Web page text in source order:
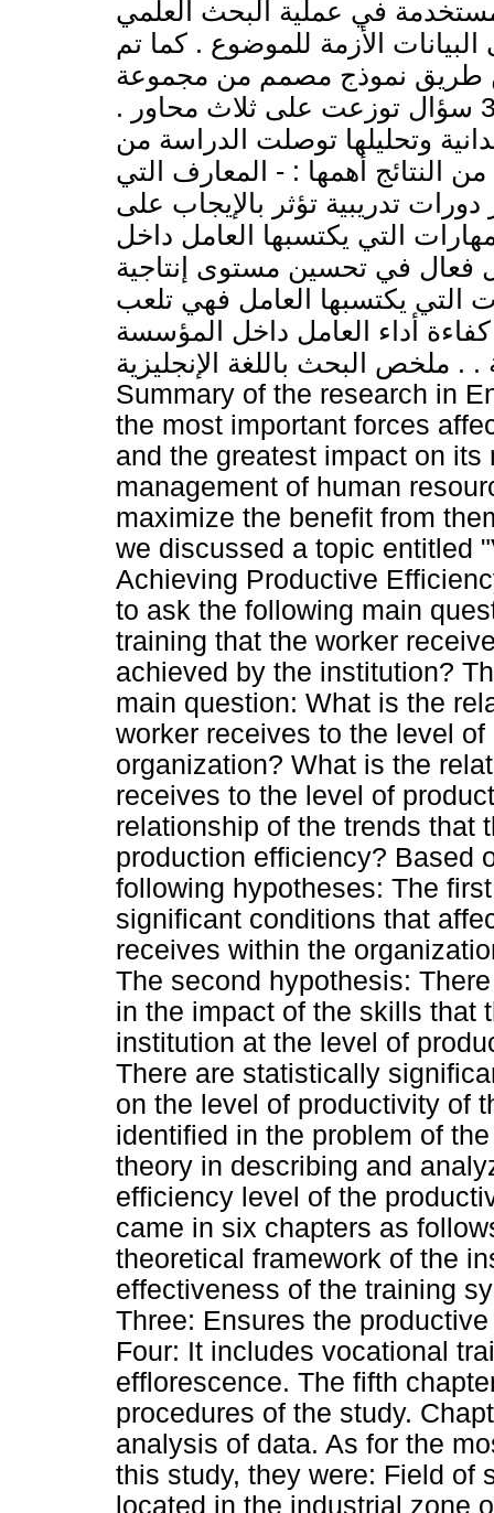
في عملية البحث العلمي
الأزمة للموضوع . كما تم
عن طريق نموذج مصمم من مجموعة
أسئلة موجهة للأفراد العاملين يتكون من 33 سؤال توزعت على ثلاث محاور .
وتحليلها توصلت الدراسة من
النتائج أهمها : - المعارف التي
تدريبية تؤثر بالإيجاب على
التي يكتسبها العامل داخل
في تحسين مستوى إنتاجية
التي يكتسبها العامل فهي تلعب
أداء العامل داخل المؤسسة
. . ملخص البحث باللغة الإنجليزية
Summary of the research in
the most important forces
and the greatest impact on
management of human
maximize the benefit from
we discussed a topic entitled
Achieving Productive
to ask the following main
training that the worker
achieved by the institution?
main question: What is the
worker receives to the level
organization? What is the
receives to the level of
relationship of the trends that
production efficiency? Based
following hypotheses: The
significant conditions that
receives within the
The second hypothesis:
in the impact of the skills that
institution at the level of
There are statistically
on the level of productivity of
identified in the problem of
theory in describing and
efficiency level of the
came in six chapters as
theoretical framework of the
effectiveness of the training
Three: Ensures the
Four: It includes vocational
efflorescence. The fifth
procedures of the study.
analysis of data. As for the
this study, they were: Field of
located in the industrial zone